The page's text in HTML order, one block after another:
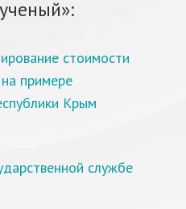
стоимости
примере
Крым
службе